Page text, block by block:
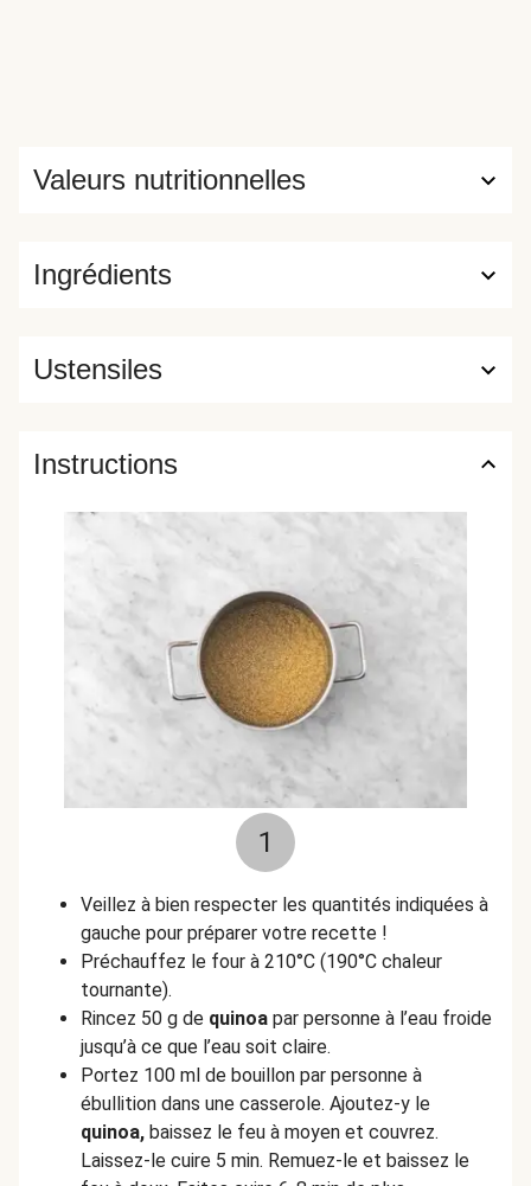
Ingrédients
Valeurs nutritionnelles
Ustensiles
Instructions
1
Veillez à bien respecter les quantités indiquées à
gauche pour préparer votre recette !
Préchauffez le four à 210°C (190°C chaleur
tournante).
Rincez 50 g de quinoa par personne à l’eau froide
jusqu’à ce que l’eau soit claire.
Portez 100 ml de bouillon par personne à
ébullition dans une casserole. Ajoutez-y le
quinoa, baissez le feu à moyen et couvrez.
Laissez-le cuire 5 min. Remuez-le et baissez le